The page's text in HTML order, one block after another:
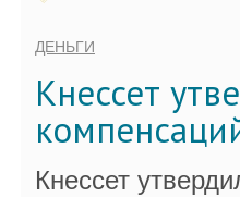
ДЕНЬГИ
Кнессет
Кнессет